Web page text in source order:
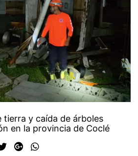
tierra y caída de árboles
en la provincia de Coclé